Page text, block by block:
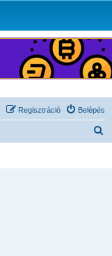
Belépés
Regisztráció